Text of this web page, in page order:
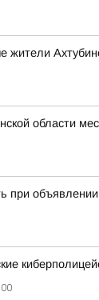
жители
области
при